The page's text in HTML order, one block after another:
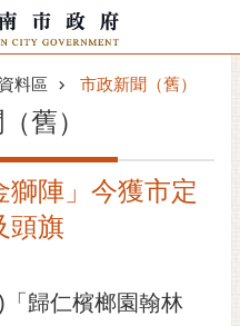
料區 市政新聞（舊）
舊）
獅陣」今獲市定
頭旗
歸仁檳榔園翰林